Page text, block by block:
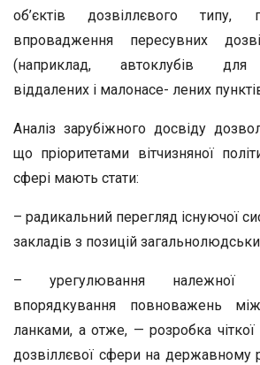
об’єктів дозвіллєвого
впровадження пересувних
(наприклад, автоклубів для
віддалених і малонасе- лених
Аналіз зарубіжного досвіду
що пріоритетами вітчизняної
сфері мають стати:
– радикальний перегляд існуючої
закладів з позицій
– урегулювання належної
впорядкування повноважень
ланками, а отже, — розробка чіткої
дозвіллєвої сфери на державному